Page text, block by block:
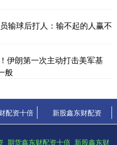
输球后打人：输不起的人赢不
伊朗第一次主动打击美军基
般
配资十倍 新股鑫东财配资
_期货鑫东财配资十倍_新股鑫东财